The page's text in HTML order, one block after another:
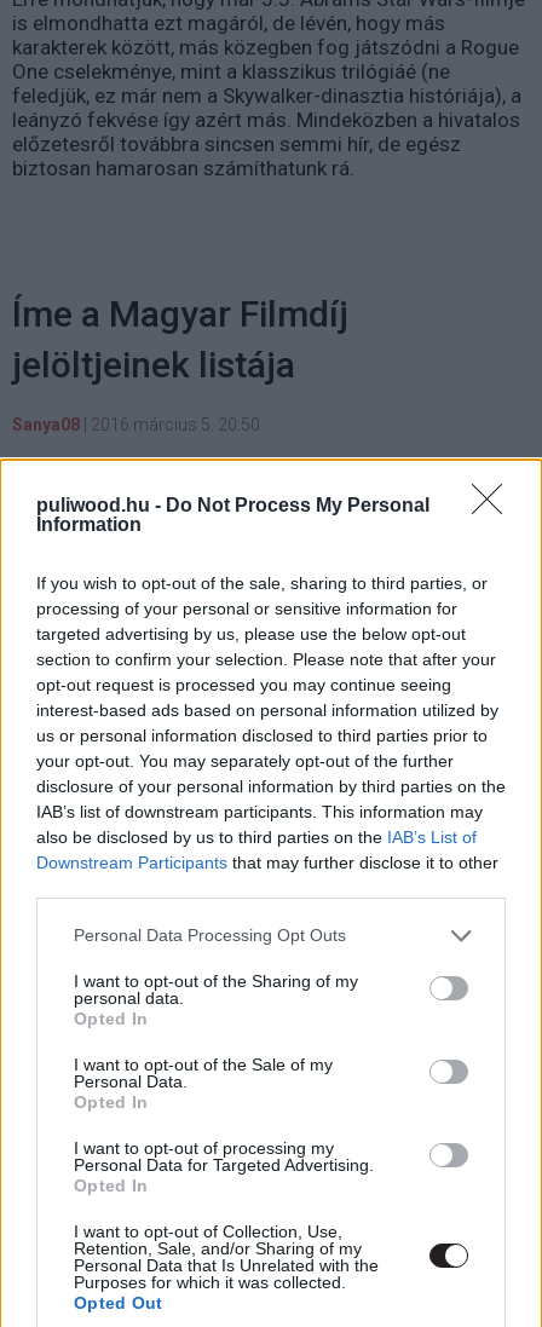
puliwood.hu - Do Not Process My Personal
Information
If you wish to opt-out of the sale, sharing to third parties, or
processing of your personal or sensitive information for
targeted advertising by us, please use the below opt-out
section to confirm your selection. Please note that after your
opt-out request is processed you may continue seeing
interest-based ads based on personal information utilized by
us or personal information disclosed to third parties prior to
your opt-out. You may separately opt-out of the further
disclosure of your personal information by third parties on the
IAB’s list of downstream participants. This information may
also be disclosed by us to third parties on the IAB’s List of
Downstream Participants that may further disclose it to other
Please note that this website/app uses one or more Google
not limited to your visit or usage behaviour. You may click to
grant or deny consent to Google and its third-party tags to
use your data for below specified purposes in below Google
consent section.
Personal Data Processing Opt Outs
I want to opt-out of the Sharing of my
personal data.
Opted In
I want to opt-out of the Sale of my
Personal Data.
Opted In
I want to opt-out of processing my
Personal Data for Targeted Advertising.
Opted In
I want to opt-out of Collection, Use,
Retention, Sale, and/or Sharing of my
Personal Data that Is Unrelated with the
Purposes for which it was collected.
Opted Out
is elmondhatta ezt magáról, de lévén, hogy más
karakterek között, más közegben fog játszódni a Rogue
One cselekménye, mint a klasszikus trilógiáé (ne
feledjük, ez már nem a Skywalker-dinasztia históriája), a
leányzó fekvése így azért más. Mindeközben a hivatalos
előzetesről továbbra sincsen semmi hír, de egész
biztosan hamarosan számíthatunk rá.
Íme a Magyar Filmdíj
jelöltjeinek listája
Sanya08 2016 március 5. 20:50
Javában tart a 2. Magyar Filmhét (beszámolót a Mozi
Mánia jóvoltábólemitttalálhatjátok), mellyel most díjak
is járnak, a díjakat pedig megelőzi egy rakás jelölt,
mintha csak egy magyar Oscar-díj volna (és
tulajdonképpen, ha úgy vesszük: az is). A kategóriák
között nagyjából olyan titulusokkal találkozhatunk, akár
az Oscar-díjnál, és ez így teljesen jól van, tetszik az ötlet,
hogy újra díjazzuk saját filmjeinket. Pontosabban nem
mi, hanem a Magyar Filmakadémia tagjai, egy titkos
szavazás keretében. A díjátadó a holnapi nap folyamán,
azaz 6-án lesz, ekkor fog kiderülni, hogy mely filmek,
mely színészek/rendezők/forgatókönyvírók és egyebek
lesznek a díjazottak. Ti kinek adnátok a díjat? Melyik film
nagyjátékfilm A nagy füzet
, rendező: Szász János
,producer(ek): Sándor Pál,Sőth Sándor
futóbolondok a családból, rendező: Fekete Ibolya
,producer(ek): Garami Gábor,Dettre Gábor,Nicole
Gerhardt,Kalin Kalinov
Márk ,producer(ek): Bodzsár István
Liza, a rókatündér
rendező: Ujj Mészáros Károly ,producer(ek): Major István
Reisz Gábor ,producer(ek): Berkes Júlia- Proton
Cinema,Bosnyák Miklós-SZFE,Petrányi Viktória-Proton
Cinema-koproducer